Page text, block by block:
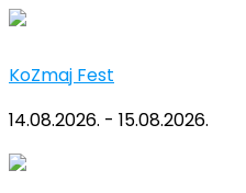
KoZmaj Fest
14.08.2026. - 15.08.2026.